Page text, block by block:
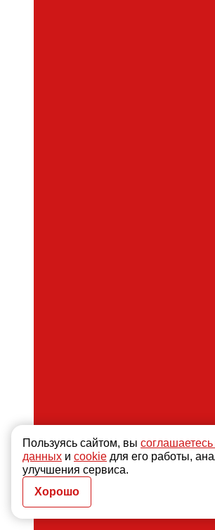
Пользуясь сайтом, вы
данных и cookie для его работы,
улучшения сервиса.
Хорошо